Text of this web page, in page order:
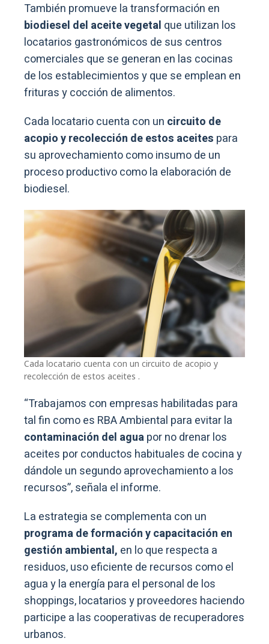
También promueve la transformación en
biodiesel del aceite vegetal que utilizan los
locatarios gastronómicos de sus centros
comerciales que se generan en las cocinas
de los establecimientos y que se emplean en
frituras y cocción de alimentos.
Cada locatario cuenta con un circuito de
acopio y recolección de estos aceites para
su aprovechamiento como insumo de un
proceso productivo como la elaboración de
biodiesel.
Cada locatario cuenta con un circuito de acopio y
recolección de estos aceites .
“Trabajamos con empresas habilitadas para
tal fin como es RBA Ambiental para evitar la
contaminación del aguapor no drenar los
aceites por conductos habituales de cocina y
dándole un segundo aprovechamiento a los
recursos”, señala el informe.
La estrategia se complementa con un
programa de formación y capacitación en
gestión ambiental, en lo que respecta a
residuos, uso eficiente de recursos como el
agua y la energía para el personal de los
shoppings, locatarios y proveedores haciendo
participe a las cooperativas de recuperadores
urbanos.